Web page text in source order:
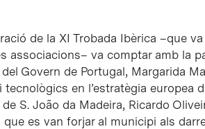
de la XI Trobada Ibèrica –que
associacions– va comptar amb la
Govern de Portugal, Margarida
en l’estratègia europea
S. João da Madeira, Ricardo
que es van forjar al municipi als